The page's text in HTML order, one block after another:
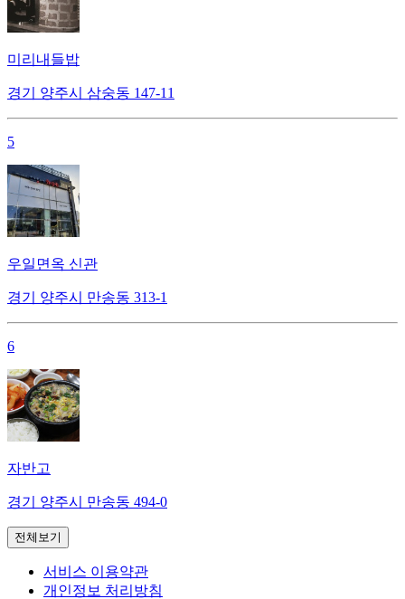
미리내들밥
경기 양주시 삼숭동 147-11
5
우일면옥 신관
경기 양주시 만송동 313-1
6
자반고
경기 양주시 만송동 494-0
전체보기
서비스 이용약관
개인정보 처리방침